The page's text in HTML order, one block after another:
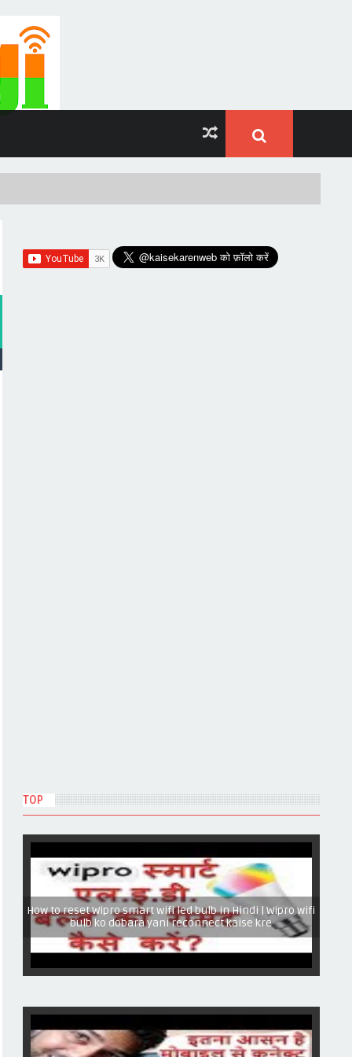
TOP
How to reset Wipro smart wifi led bulb in Hindi | Wipro wifi
bulb ko dobara yani reconnect kaise kre